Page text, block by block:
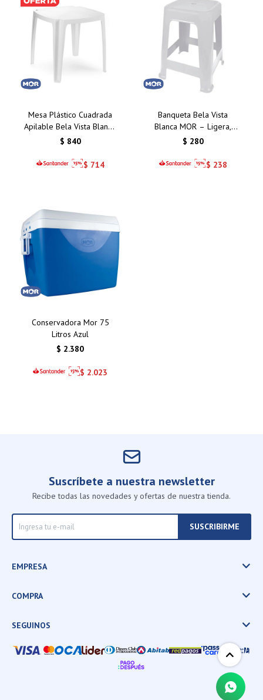
Mesa Plástico Cuadrada
Apilable Bela Vista Blanco
Mor 70 Cms
$ 840
$ 714
Banqueta Bela Vista
Blanca MOR – Ligera,
duradera y fácil de
interiores y exteriores
$ 280
$ 238
Conservadora Mor 75
Litros Azul
$ 2.380
$ 2.023
Suscríbete a nuestra newsletter
Recibe todas las novedades y ofertas de nuestra tienda.
SUSCRIBIRME
EMPRESA
COMPRA
SEGUINOS